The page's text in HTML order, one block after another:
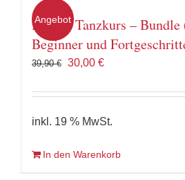
Angebot
Rumba Tanzkurs – Bundle
Beginner und
39,90€
Ursprünglicher
war:
30,00 €Aktueller
ist:
inkl. 19 % MwSt.
In den Warenkorb